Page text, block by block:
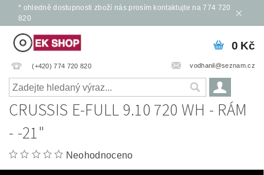
* ohledně dostupnosti zboží nás prosím kontaktujte na 774 720
820
(+420) 774 720 820 vodhanil@seznam.cz
0 Kč
CRUSSIS E-FULL 9.10 720 WH - RÁM
- -21"
Neohodnoceno